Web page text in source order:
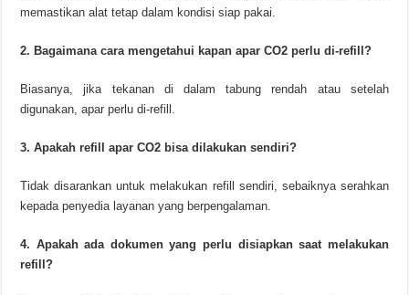
memastikan alat tetap dalam kondisi siap pakai.
2. Bagaimana cara mengetahui kapan apar CO2 perlu di-refill?
Biasanya, jika tekanan di dalam tabung rendah atau setelah
digunakan, apar perlu di-refill.
3. Apakah refill apar CO2 bisa dilakukan sendiri?
Tidak disarankan untuk melakukan refill sendiri, sebaiknya serahkan
kepada penyedia layanan yang berpengalaman.
4. Apakah ada dokumen yang perlu disiapkan saat melakukan
refill?